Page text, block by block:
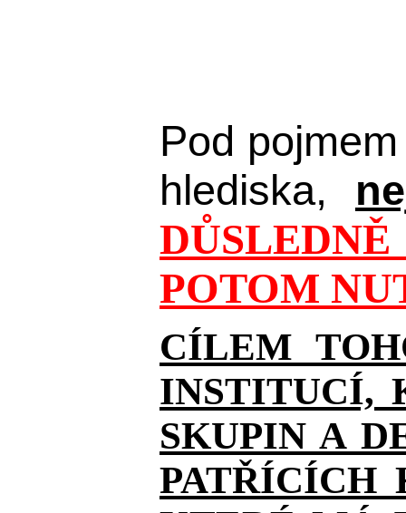
Pod pojmem
hlediska,
POTOM
CÍLEM
INSTITUCÍ,
SKUPIN A
PATŘÍCÍCH